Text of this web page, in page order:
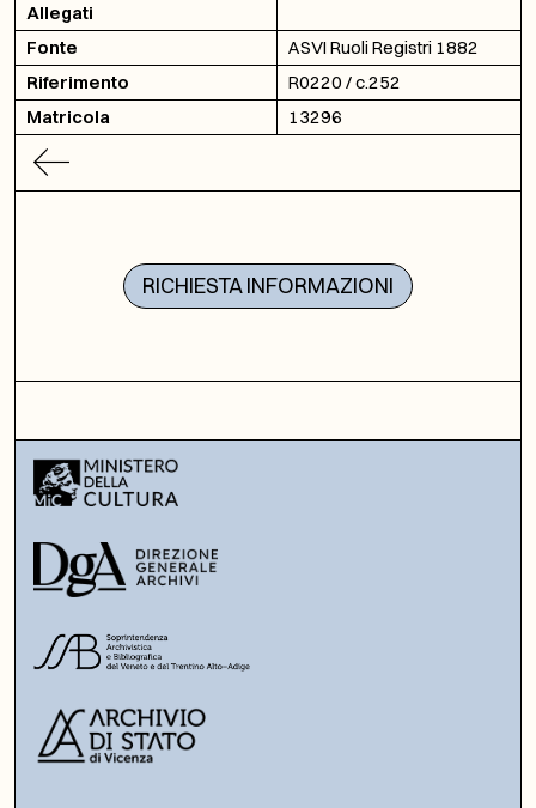
Allegati
Fonte
ASVI Ruoli Registri 1882
Riferimento
R0220 / c.252
Matricola
13296
RICHIESTA INFORMAZIONI